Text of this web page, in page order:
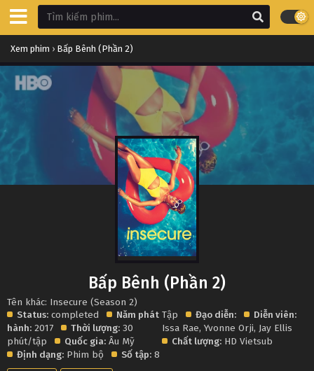
Xem phim › Bấp Bênh (Phần 2)
Bấp Bênh (Phần 2)
Tên khác: Insecure (Season 2)
Status: completed
Năm phát
hành: 2017 Thời lượng: 30
phút/tập
Quốc gia: Âu Mỹ
Định dạng: Phim bộ Số tập: 8
Tập Đạo diễn:
Diễn viên:
Issa Rae,Yvonne Orji, Jay Ellis
Chất lượng: HD Vietsub